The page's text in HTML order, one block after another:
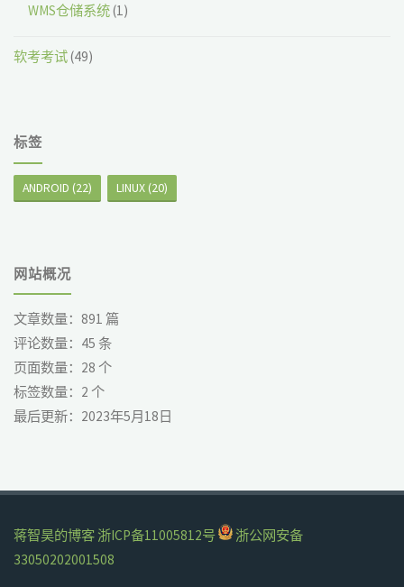
WMS仓储系统(1)
软考考试(49)
标签
ANDROID (22) LINUX (20)
网站概况
文章数量：891 篇
评论数量： 45 条
页面数量： 28 个
标签数量： 2 个
最后更新： 2023年5月18日
蒋智昊的博客 浙ICP备11005812号
浙公网安备
33050202001508